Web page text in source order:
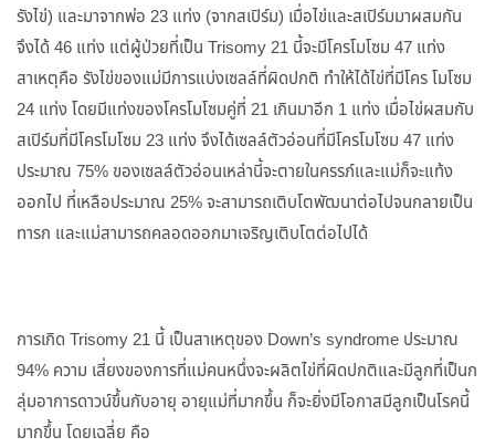
รังไข่) และมาจากพ่อ 23 แท่ง (จากสเปิร์ม) เมื่อไข่และสเปิร์มมาผสมกัน
จึงได้ 46 แท่ง แต่ผู้ป่วยที่เป็น Trisomy 21 นี้จะมีโครโมโซม 47 แท่ง
สาเหตุคือ รังไข่ของแม่มีการแบ่งเซลล์ที่ผิดปกติ ทำให้ได้ไข่ที่มีโคร โมโซม
24 แท่ง โดยมีแท่งของโครโมโซมคู่ที่ 21 เกินมาอีก 1 แท่ง เมื่อไข่ผสมกับ
สเปิร์มที่มีโครโมโซม 23 แท่ง จึงได้เซลล์ตัวอ่อนที่มีโครโมโซม 47 แท่ง
ประมาณ 75% ของเซลล์ตัวอ่อนเหล่านี้จะตายในครรภ์และแม่ก็จะแท้ง
ออกไป ที่เหลือประมาณ 25% จะสามารถเติบโตพัฒนาต่อไปจนกลายเป็น
ทารก และแม่สามารถคลอดออกมาเจริญเติบโตต่อไปได้
การเกิด Trisomy 21 นี้ เป็นสาเหตุของ Down’s syndrome ประมาณ
94% ความ เสี่ยงของการที่แม่คนหนึ่งจะผลิตไข่ที่ผิดปกติและมีลูกที่เป็นก
ลุ่มอาการดาวน์ขึ้นกับอายุ อายุแม่ที่มากขึ้น ก็จะยิ่งมีโอกาสมีลูกเป็นโรคนี้
มากขึ้น โดยเฉลี่ย คือ